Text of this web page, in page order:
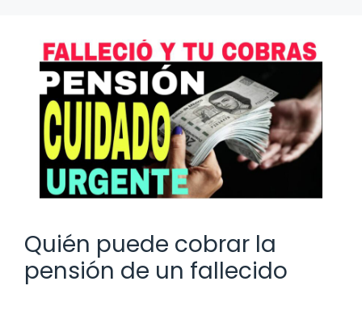
Quién puede cobrar la
pensión de un fallecido